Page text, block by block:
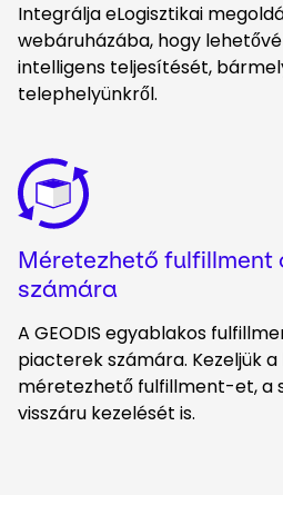
Integrálja eLogisztikai
webáruházába, hogy
intelligens teljesítését,
telephelyünkről.
Keepeek
Méretezhető fulfillment
számára
A GEODIS egyablakos
piacterek számára. Kezeljük
méretezhető fulfillment-et, a
visszáru kezelését is.